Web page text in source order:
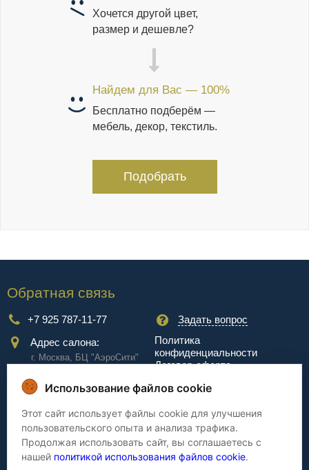
Хочется другой цвет,
размер и дешевле?
Найдем для Вас — 100%
Бесплатно подберём —
мебель, декор, текстиль.
Подобрать
Обратная связь
+7 925 787-11-77
Задать вопрос
Адрес салона:
г. Москва, БЦ "АэроCити"
Куркинское ш., стр.2, 17
этаж
Политика
конфиденциальности
Договор-оферта
Сервис
Доставка
Сборка
Оплата
Дизайнерам
Использование файлов cookie
Этот сайт использует файлы cookie для улучшения
пользовательского опыта и анализа трафика.
Продолжая использовать сайт, вы соглашаетесь с
нашей политикой использования файлов cookie.